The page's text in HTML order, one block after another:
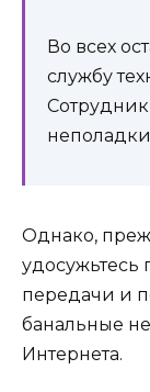
Во всех
службу
Однако,
удосужьтесь
передачи и
банальные
Интернета.